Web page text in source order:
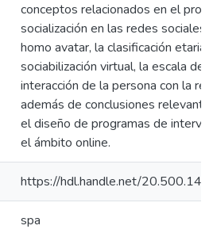
conceptos relacionados en el
socialización en las redes sociales:
homo avatar, la clasificación etaria
sociabilización virtual, la escala de
interacción de la persona con la
además de conclusiones
el diseño de programas de
el ámbito online.
https://hdl.handle.net/
spa